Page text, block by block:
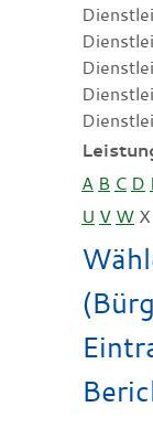
A B C D
U V W X